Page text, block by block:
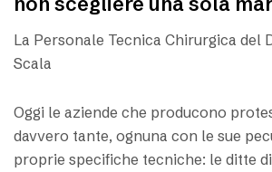
La Personale Tecnica Chirurgica del
Scala
Oggi le aziende che producono
davvero tante, ognuna con le sue
proprie specifiche tecniche: le ditte